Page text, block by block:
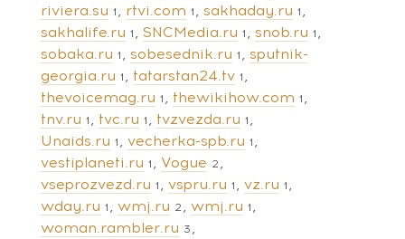
riviera.su 1 rtvi.com 1 sakhaday.ru 1
sakhalife.ru 1 SNCMedia.ru 1 snob.ru 1
sobaka.ru 1 sobesednik.ru 1
sputnik-
georgia.ru 1 tatarstan24.tv 1
thevoicemag.ru 1 thewikihow.com 1
tnv.ru 1 tvc.ru 1 tvzvezda.ru 1
Unaids.ru 1 vecherka-spb.ru 1
vestiplaneti.ru 1 Vogue 2
vseprozvezd.ru 1 vspru.ru 1 vz.ru 1
wday.ru 1 wmj.ru 2 wmj.ru 1
woman.rambler.ru 3